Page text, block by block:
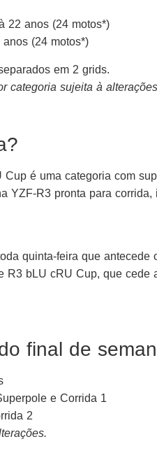
22 anos (24 motos*)
(24 motos*)
em 2 grids.
categoria sujeita à
é uma categoria com
YZF-R3 pronta para
quinta-feira que antecede
R3 bLU cRU Cup, que cede
final de
e Corrida 1
2